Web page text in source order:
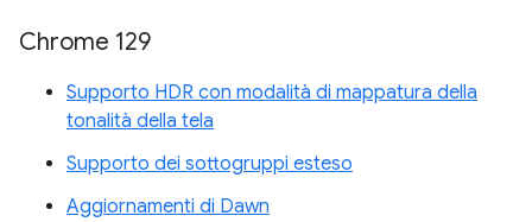
Chrome 129
Supporto HDR con modalità di mappatura della
tonalità della tela
Supporto dei sottogruppi esteso
Aggiornamenti di Dawn